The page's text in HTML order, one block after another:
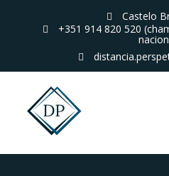
Castelo
+351 914 820 520